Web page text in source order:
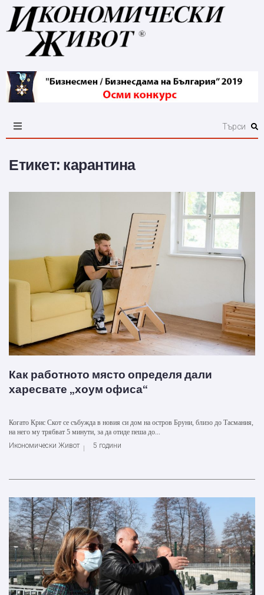
Етикет: карантина
Как работното място определя дали
харесвате „хоум офиса“
Когато Крис Скот се събужда в новия си дом на остров Бруни, близо до Тасмания,
на него му трябват 5 минути, за да отиде пеша до...
Икономически Живот
5 години